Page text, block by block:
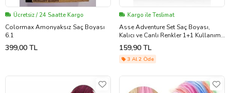
Ücretsiz / 24 Saatte Kargo
Colormax Amonyaksız Saç Boyası
6.1
399,00 TL
Kargo ile Teslimat
Asse Adventure Set Saç Boyası,
Kalıcı ve Canlı Renkler 1+1 Kullanım
Seti No4.35 Türk Kahvesi
159,90 TL
3 Al 2 Öde